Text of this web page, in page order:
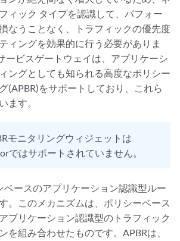
ィック タイプを認識して、パフォー
なうことなく、トラフィックの優先度
ィングを効果的に行う必要がありま
ービスゲートウェイは、アプリケーシ
ングとしても知られる高度なポリシー
(APBR)をサポートしており、これら
ます。
モニタリングウィジェットは
ではサポートされていません。
ベースのアプリケーション認識型ルー
。このメカニズムは、ポリシーベース
プリケーション認識型のトラフィック
を組み合わせたものです。APBRは、